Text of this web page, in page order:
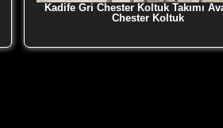
Kadife Gri Chester Koltuk Takımı
Chester Koltuk